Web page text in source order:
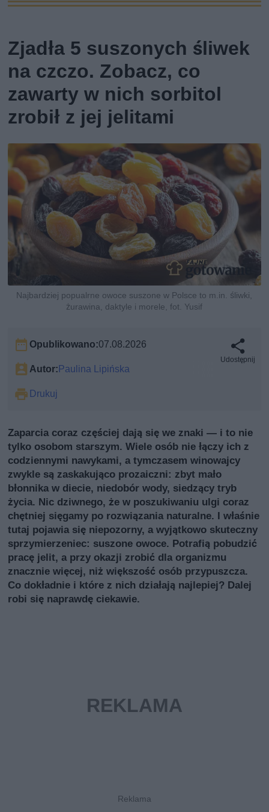
Zjadła 5 suszonych śliwek
na czczo. Zobacz, co
zawarty w nich sorbitol
zrobił z jej jelitami
Najbardziej popualrne owoce suszone w Polsce to m.in. śliwki,
żurawina, daktyle i morele, fot. Yusif
Opublikowano:07.08.2026
Autor:Paulina Lipińska
Drukuj
Udostępnij
Zaparcia coraz częściej dają się we znaki — i to nie
tylko osobom starszym. Wiele osób nie łączy ich z
codziennymi nawykami, a tymczasem winowajcy
zwykle są zaskakująco prozaiczni: zbyt mało
błonnika w diecie, niedobór wody, siedzący tryb
życia. Nic dziwnego, że w poszukiwaniu ulgi coraz
chętniej sięgamy po rozwiązania naturalne. I właśnie
tutaj pojawia się niepozorny, a wyjątkowo skuteczny
sprzymierzeniec: suszone owoce. Potrafią pobudzić
pracę jelit, a przy okazji zrobić dla organizmu
znacznie więcej, niż większość osób przypuszcza.
Co dokładnie i które z nich działają najlepiej? Dalej
robi się naprawdę ciekawie.